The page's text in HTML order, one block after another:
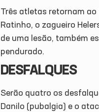
Três atletas retornam
Ratinho, o zagueiro
de uma lesão, também
pendurado.
DESFALQUES
Serão quatro os
Danilo (pubalgia) e o